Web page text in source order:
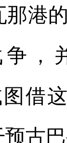
港
争，
借
古